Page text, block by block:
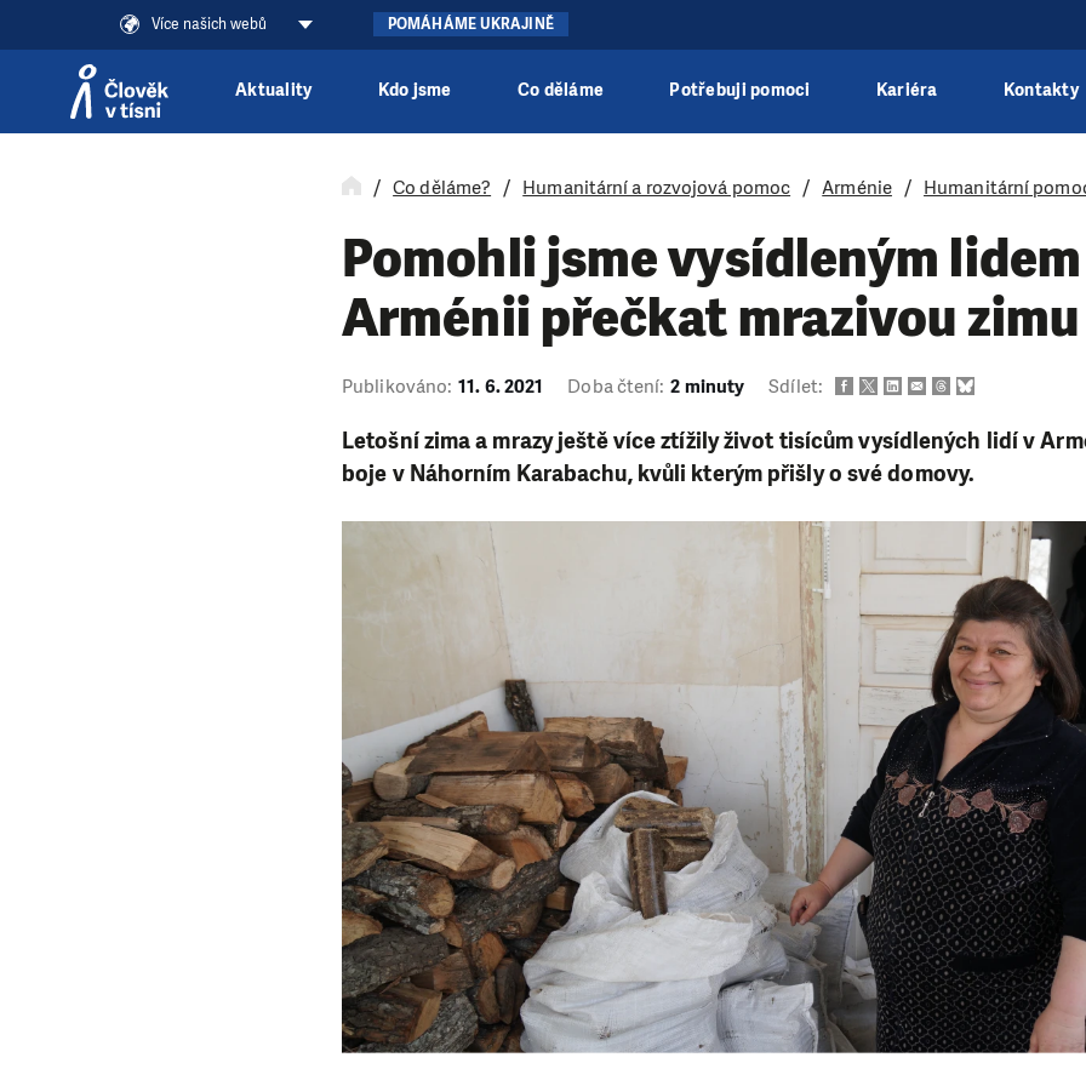
Více našich webů POMÁHÁME UKRAJINĚ
Aktuality Kdo jsme Co děláme Potřebuji pomoci Kariéra Kontakty
Co děláme? Humanitární a rozvojová pomoc Arménie Humanitární
Pomohli jsme vysídleným
Arménii přečkat mrazivou zimu
Publikováno: 11. 6. 2021 Doba čtení: 2 minuty Sdílet:
Letošní zima a mrazy ještě více ztížily život tisícům vysídlených lidí v
boje v Náhorním Karabachu, kvůli kterým přišly o své domovy.